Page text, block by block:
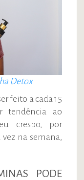
Detox
feito a cada 15
tendência ao
crespo, por
na semana,
PODE